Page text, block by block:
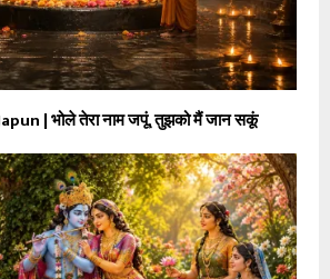
| भोले तेरा नाम जपूं, तुझको मैं जान सकूं